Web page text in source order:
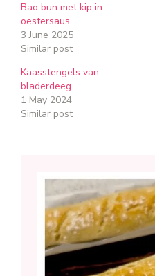
Bao bun met kip in
oestersaus
3 June 2025
Similar post
Kaasstengels van
bladerdeeg
1 May 2024
Similar post